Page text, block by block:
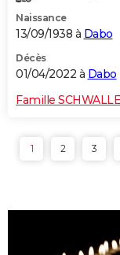
Naissance
13/09/1938 à Dabo
Décès
01/04/2022 à Dabo
Famille
1 2 3